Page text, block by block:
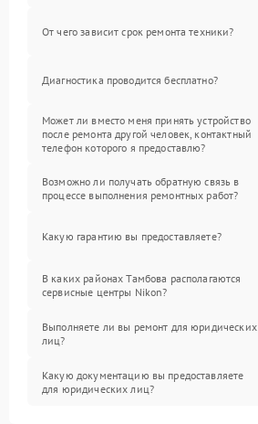
От чего зависит срок ремонта техники?
Диагностика проводится бесплатно?
Может ли вместо меня принять устройство
после ремонта другой человек, контактный
телефон которого я предоставлю?
Возможно ли получать обратную связь в
процессе выполнения ремонтных работ?
Какую гарантию вы предоставляете?
В каких районах Тамбова располагаются
сервисные центры Nikon?
Выполняете ли вы ремонт для юридических
лиц?
Какую документацию вы предоставляете
для юридических лиц?